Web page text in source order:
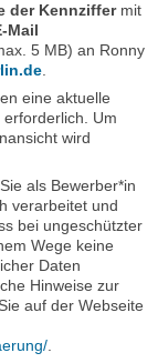
der Kennziffermit
Mail
5 MB) an Ronny
eine aktuelle
Um
wird
als Bewerber*in
verarbeitet und
bei ungeschützter
Wege keine
Daten
Hinweise zur
auf der Webseite
.